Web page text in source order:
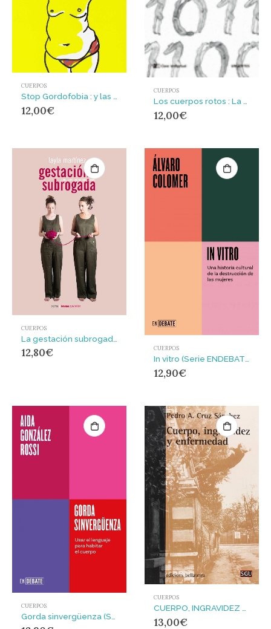
CUERPOS
12,00€
CUERPOS
Los cuerpos rotos : La digitalización de la vida tras la covid-19
12,00€
CUERPOS
12,80€ CUERPOS
In vitro (Serie ENDEBATE) : Una historia cultural de la destrucción de las mujeres
12,90€
CUERPOS
Gorda sinvergüenza (Serie ENDEBATE) : Usar el lenguaje para habitar el cuerpo
CUERPOS
13,00€